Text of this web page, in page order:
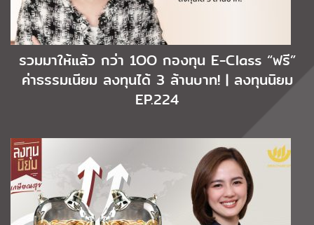
รวมมาให้แล้ว กว่า 1OO กองทุน E-Class “ฟรี”
ค่าธรรมเนียม ลงทุนได้ 3 ล้านบาท! | ลงทุนนิยม
EP.224